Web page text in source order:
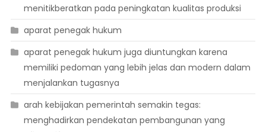
menitikberatkan pada peningkatan kualitas produksi
aparat penegak hukum
aparat penegak hukum juga diuntungkan karena
memiliki pedoman yang lebih jelas dan modern dalam
menjalankan tugasnya
arah kebijakan pemerintah semakin tegas:
menghadirkan pendekatan pembangunan yang